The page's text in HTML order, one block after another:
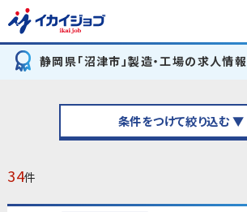
静岡県「沼津市」製造・工場の求人情報
条件をつけて絞り込む ▼
34件